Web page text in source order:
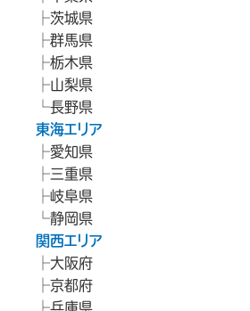
茨城県
群馬県
栃木県
山梨県
長野県
東海エリア
愛知県
三重県
岐阜県
静岡県
関西エリア
大阪府
京都府
兵庫県